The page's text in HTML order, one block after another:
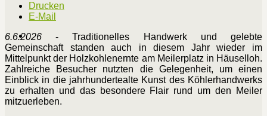
Drucken
E-Mail
6.6.2026 - Traditionelles Handwerk und gelebte
Gemeinschaft standen auch in diesem Jahr wieder im
Mittelpunkt der Holzkohlenernte am Meilerplatz in Häuselloh.
Zahlreiche Besucher nutzten die Gelegenheit, um einen
Einblick in die jahrhundertealte Kunst des Köhlerhandwerks
zu erhalten und das besondere Flair rund um den Meiler
mitzuerleben.